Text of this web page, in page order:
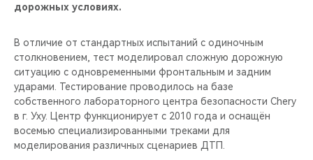
дорожных условиях.
В отличие от стандартных испытаний с одиночным
столкновением, тест моделировал сложную дорожную
ситуацию с одновременными фронтальным и задним
ударами. Тестирование проводилось на базе
собственного лабораторного центра безопасности Chery
в г. Уху. Центр функционирует с 2010 года и оснащён
восемью специализированными треками для
моделирования различных сценариев ДТП.